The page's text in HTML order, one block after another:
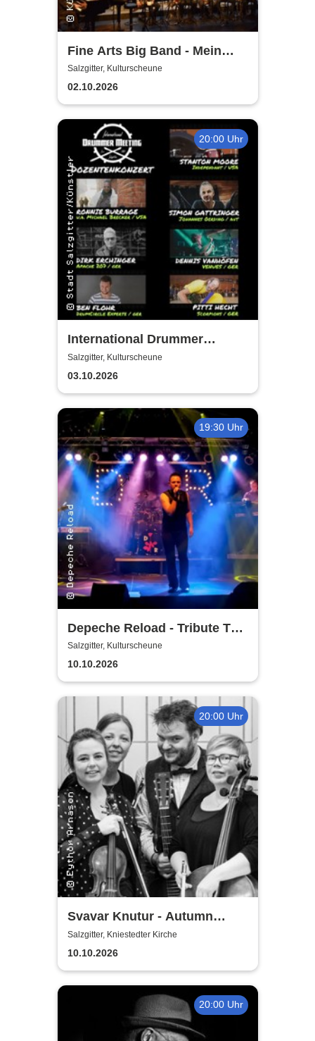
Fine Arts Big Band - Mein
amerikanischer Traum - True
Stories
Salzgitter, Kulturscheune
02.10.2026
20:00 Uhr
International Drummer
Meeting Konzert |
Kulturscheune
Salzgitter, Kulturscheune
03.10.2026
19:30 Uhr
Depeche Reload - Tribute To
Depeche Mode
Salzgitter, Kulturscheune
10.10.2026
20:00 Uhr
Svavar Knutur - Autumn
String Trio Tour
Salzgitter, Kniestedter Kirche
10.10.2026
20:00 Uhr